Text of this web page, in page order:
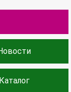
Каталог